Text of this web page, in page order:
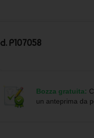
P107058
Bozza gratuita:
un anteprima da